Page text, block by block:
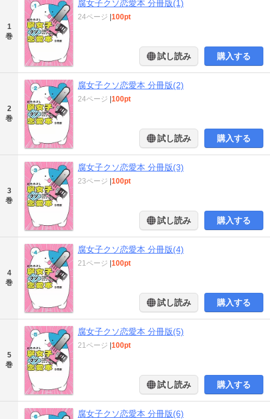
1
巻
腐女子クソ恋愛本 分冊版(1)
24ページ 100pt
試し読み 購入する
2
巻
腐女子クソ恋愛本 分冊版(2)
24ページ 100pt
試し読み 購入する
3
巻
腐女子クソ恋愛本 分冊版(3)
23ページ 100pt
試し読み 購入する
4
巻
腐女子クソ恋愛本 分冊版(4)
21ページ 100pt
試し読み 購入する
5
巻
腐女子クソ恋愛本 分冊版(5)
21ページ 100pt
試し読み 購入する
腐女子クソ恋愛本 分冊版(6)